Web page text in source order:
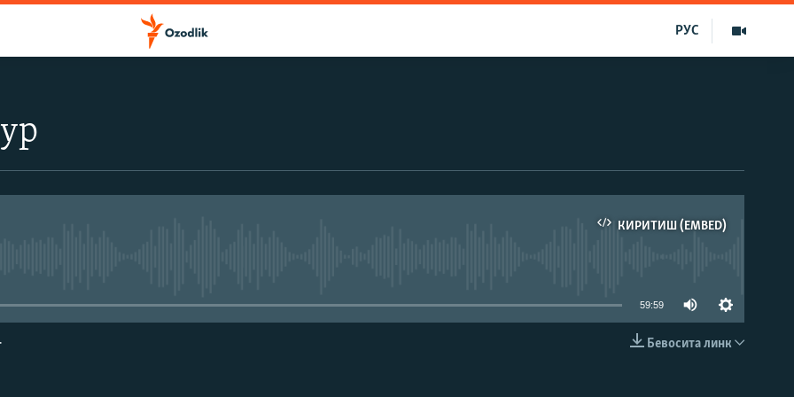
РУС
КИРИТИШ (EMBED)
59:59
Бевосита линк